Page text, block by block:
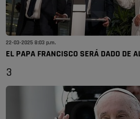
22-03-2025 8:03 p.m.
EL PAPA FRANCISCO SERÁ DADO DE
3